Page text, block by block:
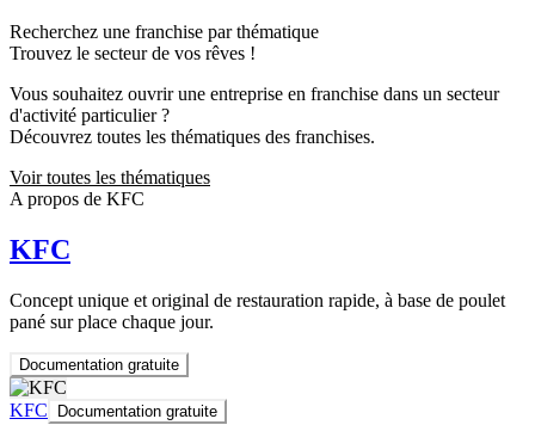
Recherchez une franchise par thématique
Trouvez le secteur de vos rêves !
Vous souhaitez ouvrir une entreprise en franchise dans un secteur
d'activité particulier ?
Découvrez toutes les thématiques des franchises.
Voir toutes les thématiques
A propos de KFC
KFC
Concept unique et original de restauration rapide, à base de poulet
pané sur place chaque jour.
Documentation gratuite
KFC Documentation gratuite